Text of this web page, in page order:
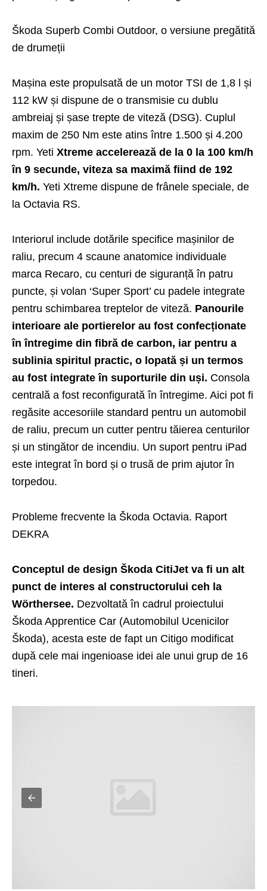
Škoda Superb Combi Outdoor, o versiune pregătită
de drumeții
Mașina este propulsată de un motor TSI de 1,8 l și
112 kW și dispune de o transmisie cu dublu
ambreiaj și șase trepte de viteză (DSG). Cuplul
maxim de 250 Nm este atins între 1.500 și 4.200
rpm. Yeti Xtreme accelerează de la 0 la 100 km/h
în 9 secunde, viteza sa maximă fiind de 192
km/h. Yeti Xtreme dispune de frânele speciale, de
la Octavia RS.
Interiorul include dotările specifice mașinilor de
raliu, precum 4 scaune anatomice individuale
marca Recaro, cu centuri de siguranță în patru
puncte, și volan ‘Super Sport’ cu padele integrate
pentru schimbarea treptelor de viteză. Panourile
interioare ale portierelor au fost confecționate
în întregime din fibră de carbon, iar pentru a
sublinia spiritul practic, o lopată și un termos
au fost integrate în suporturile din uși. Consola
centrală a fost reconfigurată în întregime. Aici pot fi
regăsite accesoriile standard pentru un automobil
de raliu, precum un cutter pentru tăierea centurilor
și un stingător de incendiu. Un suport pentru iPad
este integrat în bord și o trusă de prim ajutor în
torpedou.
Probleme frecvente la Škoda Octavia. Raport
DEKRA
Conceptul de design Škoda CitiJet va fi un alt
punct de interes al constructorului ceh la
Wörthersee. Dezvoltată în cadrul proiectului
Škoda Apprentice Car (Automobilul Ucenicilor
Škoda), acesta este de fapt un Citigo modificat
după cele mai ingenioase idei ale unui grup de 16
tineri.